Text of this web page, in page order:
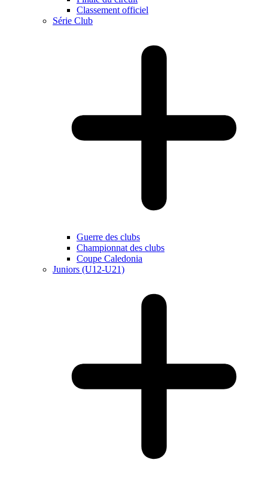
Classement officiel
Série Club
Guerre des clubs
Championnat des clubs
Coupe Caledonia
Juniors (U12-U21)